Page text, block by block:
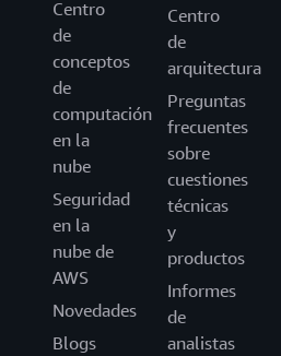
Centro
de
conceptos
de
computación
en la
nube
Seguridad
en la
nube de
AWS
Novedades
Blogs
Centro
de
arquitectura
Preguntas
frecuentes
sobre
cuestiones
técnicas
y
productos
Informes
de
analistas